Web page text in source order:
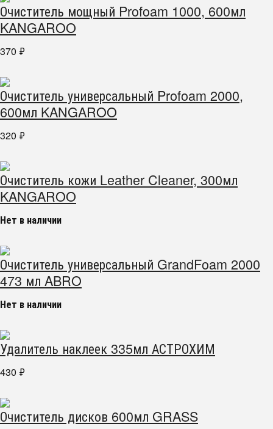
Очиститель мощный Profoam 1000, 600мл
KANGAROO
370 ₽
Очиститель универсальный Profoam 2000,
600мл KANGAROO
320 ₽
Очиститель кожи Leather Cleaner, 300мл
KANGAROO
Нет в наличии
Очиститель универсальный GrandFoam 2000
473 мл ABRO
Нет в наличии
Удалитель наклеек 335мл АСТРОХИМ
430 ₽
Очиститель дисков 600мл GRASS